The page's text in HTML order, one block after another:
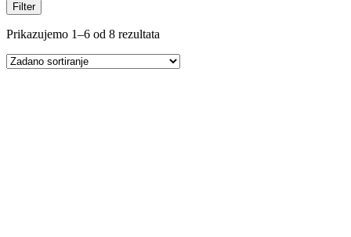
Filter
Prikazujemo 1–6 od 8 rezultata